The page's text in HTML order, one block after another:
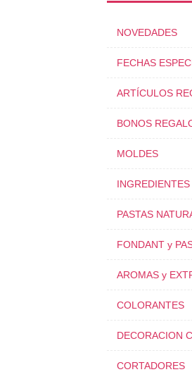
NOVEDADES
FECHAS
ARTÍCULOS
BONOS
MOLDES
INGREDIENTES
PASTAS
FONDANT y
AROMAS y
COLORANTES
DECORACION
CORTADORES